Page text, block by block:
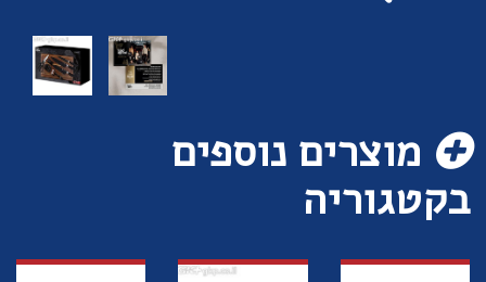
מוצרים נוספים
בקטגוריה